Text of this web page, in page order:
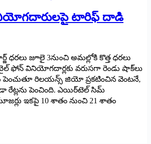
టారిఫ్‌ ‌దాడి
‌ధరలు జూలై 3నుంచి అమల్లోకి కొత్త ధరలు
‌ఫోన్‌ ‌వినియోగదార్లకు వరుసగా రెండు షాక్‌లు
రిలయన్స్ ‌జియో ప్రకటించిన వెంటనే,
పెంచింది. ఎయిర్‌టెల్‌ ‌సిమ్‌
ఇకపై 10 శాతం నుంచి 21 శాతం